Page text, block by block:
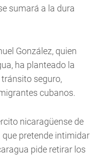
sumará a la dura
González, quien
ha planteado la
seguro,
cubanos.
nicaragüense de
que pretende intimidar
pide retirar los